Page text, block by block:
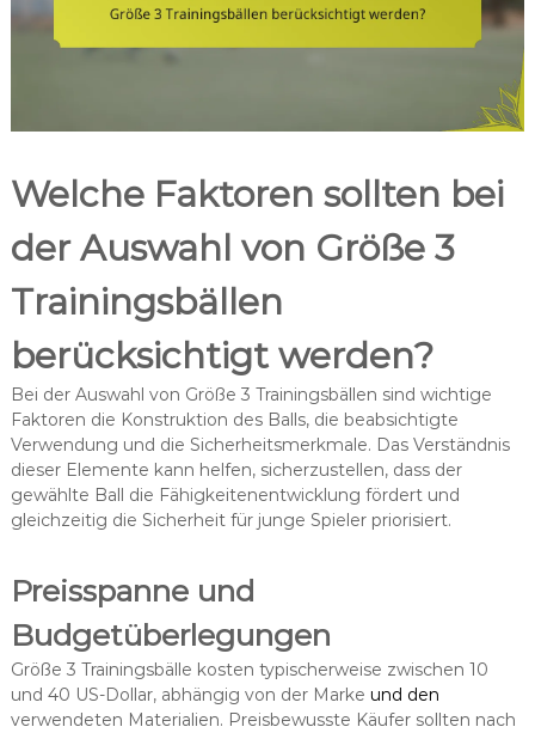
Welche Faktoren sollten bei
der Auswahl von Größe 3
Trainingsbällen
berücksichtigt werden?
Bei der Auswahl von Größe 3 Trainingsbällen sind wichtige
Faktoren die Konstruktion des Balls, die beabsichtigte
Verwendung und die Sicherheitsmerkmale. Das Verständnis
dieser Elemente kann helfen, sicherzustellen, dass der
gewählte Ball die Fähigkeitenentwicklung fördert und
gleichzeitig die Sicherheit für junge Spieler priorisiert.
Preisspanne und
Budgetüberlegungen
Größe 3 Trainingsbälle kosten typischerweise zwischen 10
und 40 US-Dollar, abhängig von der Marke und den
verwendeten Materialien. Preisbewusste Käufer sollten nach